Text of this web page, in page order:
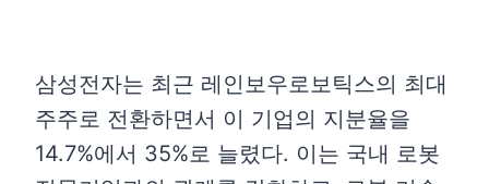
삼성전자는 최근 레인보우로보틱스의 최대
주주로 전환하면서 이 기업의 지분율을
14.7%에서 35%로 늘렸다. 이는 국내 로봇